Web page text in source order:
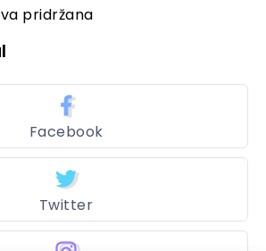
pridržana
Facebook
Twitter